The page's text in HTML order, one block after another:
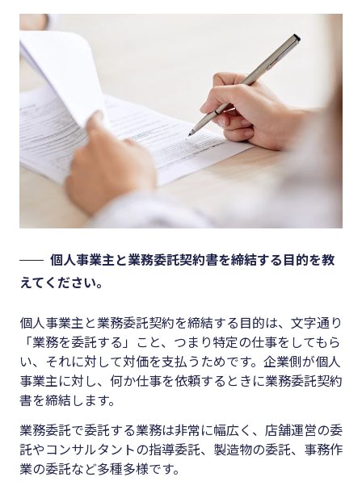
個人事業主と業務委託契約書を締結する目的を教
えてください。
個人事業主と業務委託契約を締結する目的は、文字通り
「業務を委託する」こと、つまり特定の仕事をしてもら
い、それに対して対価を支払うためです。企業側が個人
事業主に対し、何か仕事を依頼するときに業務委託契約
書を締結します。
業務委託で委託する業務は非常に幅広く、店舗運営の委
託やコンサルタントの指導委託、製造物の委託、事務作
業の委託など多種多様です。